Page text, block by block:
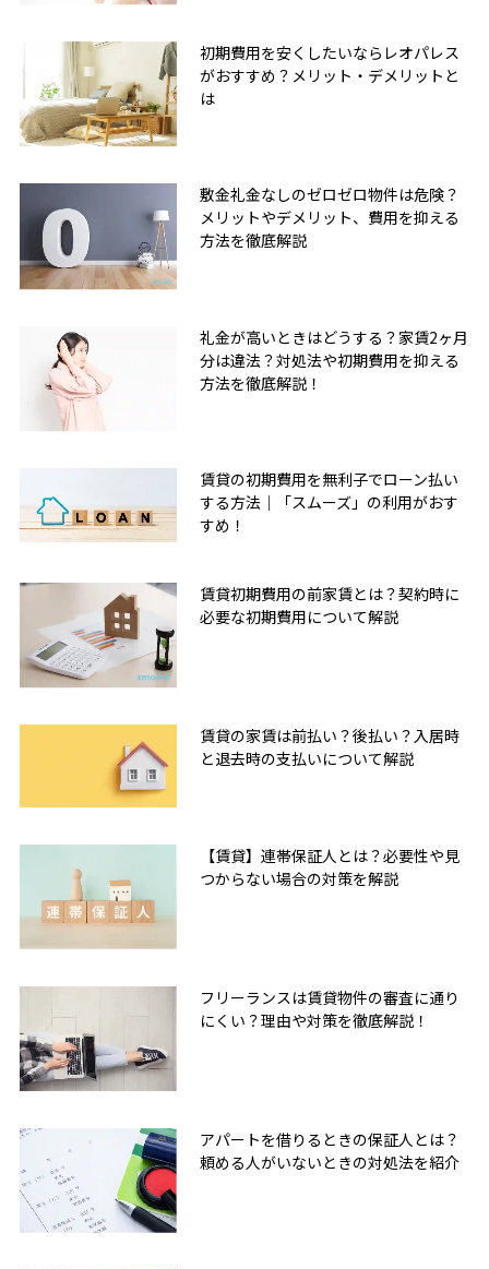
初期費用を安くしたいならレオパレス
がおすすめ？メリット・デメリットと
は
敷金礼金なしのゼロゼロ物件は危険？
メリットやデメリット、費用を抑える
方法を徹底解説
礼金が高いときはどうする？家賃2ヶ月
分は違法？対処法や初期費用を抑える
方法を徹底解説！
賃貸の初期費用を無利子でローン払い
する方法｜「スムーズ」の利用がおす
すめ！
賃貸初期費用の前家賃とは？契約時に
必要な初期費用について解説
賃貸の家賃は前払い？後払い？入居時
と退去時の支払いについて解説
【賃貸】連帯保証人とは？必要性や見
つからない場合の対策を解説
フリーランスは賃貸物件の審査に通り
にくい？理由や対策を徹底解説！
アパートを借りるときの保証人とは？
頼める人がいないときの対処法を紹介